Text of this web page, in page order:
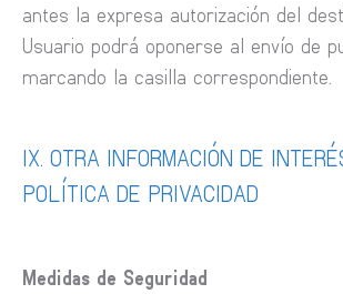
antes la expresa autorización del
Usuario podrá oponerse al envío de
marcando la casilla correspondiente.
IX. OTRA INFORMACIÓN DE
POLÍTICA DE PRIVACIDAD
Medidas de Seguridad